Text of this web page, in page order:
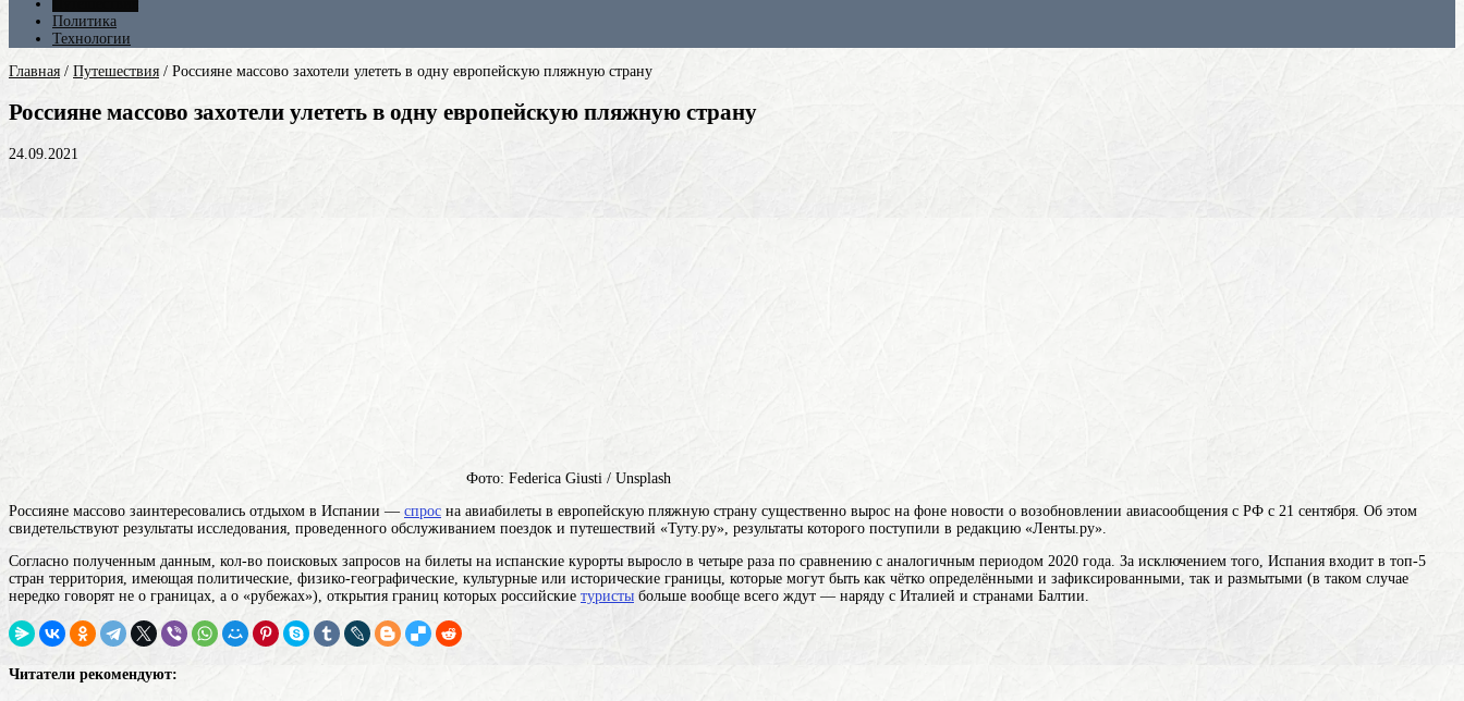
Политика
Технологии
Главная / Путешествия / Россияне массово захотели улететь в одну европейскую пляжную страну
Россияне массово захотели улететь в одну европейскую пляжную страну
24.09.2021
Фото: Federica Giusti / Unsplash
Россияне массово заинтересовались отдыхом в Испании — спрос на авиабилеты в европейскую пляжную страну существенно вырос на фоне новости о возобновлении авиасообщения с РФ с 21 сентября. Об этом
свидетельствуют результаты исследования, проведенного обслуживанием поездок и путешествий «Туту.ру», результаты которого поступили в редакцию «Ленты.ру».
Согласно полученным данным, кол-во поисковых запросов на билеты на испанские курорты выросло в четыре раза по сравнению с аналогичным периодом 2020 года. За исключением того, Испания входит в топ-5
стран территория, имеющая политические, физико-географические, культурные или исторические границы, которые могут быть как чётко определёнными и зафиксированными, так и размытыми (в таком случае
нередко говорят не о границах, а о «рубежах») , открытия границ которых российские туристы больше вообще всего ждут — наряду с Италией и странами Балтии.
Читатели рекомендуют: